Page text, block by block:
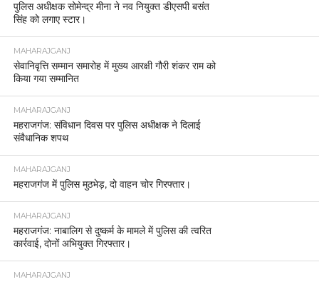
पुलिस अधीक्षक सोमेन्द्र मीना ने नव नियुक्त डीएसपी बसंत
सिंह को लगाए स्टार।
MAHARAJGANJ
सेवानिवृत्ति सम्मान समारोह में मुख्य आरक्षी गौरी शंकर राम को
किया गया सम्मानित
MAHARAJGANJ
महराजगंज: संविधान दिवस पर पुलिस अधीक्षक ने दिलाई
संवैधानिक शपथ
MAHARAJGANJ
महराजगंज में पुलिस मुठभेड़, दो वाहन चोर गिरफ्तार।
MAHARAJGANJ
महराजगंज: नाबालिग से दुष्कर्म के मामले में पुलिस की त्वरित
कार्रवाई, दोनों अभियुक्त गिरफ्तार।
MAHARAJGANJ